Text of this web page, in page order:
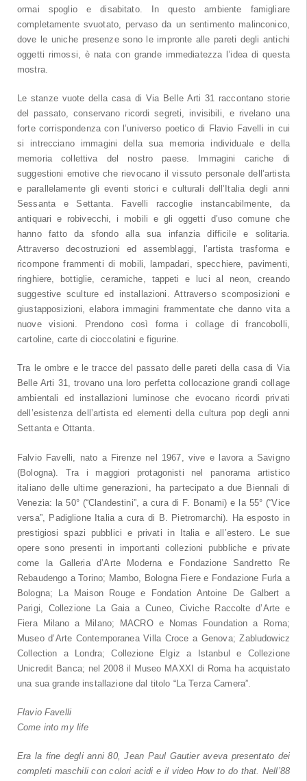
ormai spoglio e disabitato. In questo ambiente famigliare
completamente svuotato, pervaso da un sentimento malinconico,
dove le uniche presenze sono le impronte alle pareti degli antichi
oggetti rimossi, è nata con grande immediatezza l’idea di questa
mostra.
Le stanze vuote della casa di Via Belle Arti 31 raccontano storie
del passato, conservano ricordi segreti, invisibili, e rivelano una
forte corrispondenza con l’universo poetico di Flavio Favelli in cui
si intrecciano immagini della sua memoria individuale e della
memoria collettiva del nostro paese. Immagini cariche di
suggestioni emotive che rievocano il vissuto personale dell’artista
e parallelamente gli eventi storici e culturali dell’Italia degli anni
Sessanta e Settanta. Favelli raccoglie instancabilmente, da
antiquari e robivecchi, i mobili e gli oggetti d’uso comune che
hanno fatto da sfondo alla sua infanzia difficile e solitaria.
Attraverso decostruzioni ed assemblaggi, l’artista trasforma e
ricompone frammenti di mobili, lampadari, specchiere, pavimenti,
ringhiere, bottiglie, ceramiche, tappeti e luci al neon, creando
suggestive sculture ed installazioni. Attraverso scomposizioni e
giustapposizioni, elabora immagini frammentate che danno vita a
nuove visioni. Prendono così forma i collage di francobolli,
cartoline, carte di cioccolatini e figurine.
Tra le ombre e le tracce del passato delle pareti della casa di Via
Belle Arti 31, trovano una loro perfetta collocazione grandi collage
ambientali ed installazioni luminose che evocano ricordi privati
dell’esistenza dell’artista ed elementi della cultura pop degli anni
Settanta e Ottanta.
Falvio Favelli, nato a Firenze nel 1967, vive e lavora a Savigno
(Bologna). Tra i maggiori protagonisti nel panorama artistico
italiano delle ultime generazioni, ha partecipato a due Biennali di
Venezia: la 50° (“Clandestini”, a cura di F. Bonami) e la 55° (“Vice
versa”, Padiglione Italia a cura di B. Pietromarchi). Ha esposto in
prestigiosi spazi pubblici e privati in Italia e all’estero. Le sue
opere sono presenti in importanti collezioni pubbliche e private
come la Galleria d’Arte Moderna e Fondazione Sandretto Re
Rebaudengo a Torino; Mambo, Bologna Fiere e Fondazione Furla a
Bologna; La Maison Rouge e Fondation Antoine De Galbert a
Parigi, Collezione La Gaia a Cuneo, Civiche Raccolte d’Arte e
Fiera Milano a Milano; MACRO e Nomas Foundation a Roma;
Museo d’Arte Contemporanea Villa Croce a Genova; Zabludowicz
Collection a Londra; Collezione Elgiz a Istanbul e Collezione
Unicredit Banca; nel 2008 il Museo MAXXI di Roma ha acquistato
una sua grande installazione dal titolo “La Terza Camera”.
Flavio Favelli
Come into my life
Era la fine degli anni 80, Jean Paul Gautier aveva presentato dei
completi maschili con colori acidi e il video How to do that. Nell’88